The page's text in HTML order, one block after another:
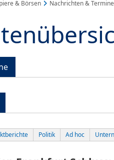
& Börsen Nachrichten & Termine
Politik Ad hoc